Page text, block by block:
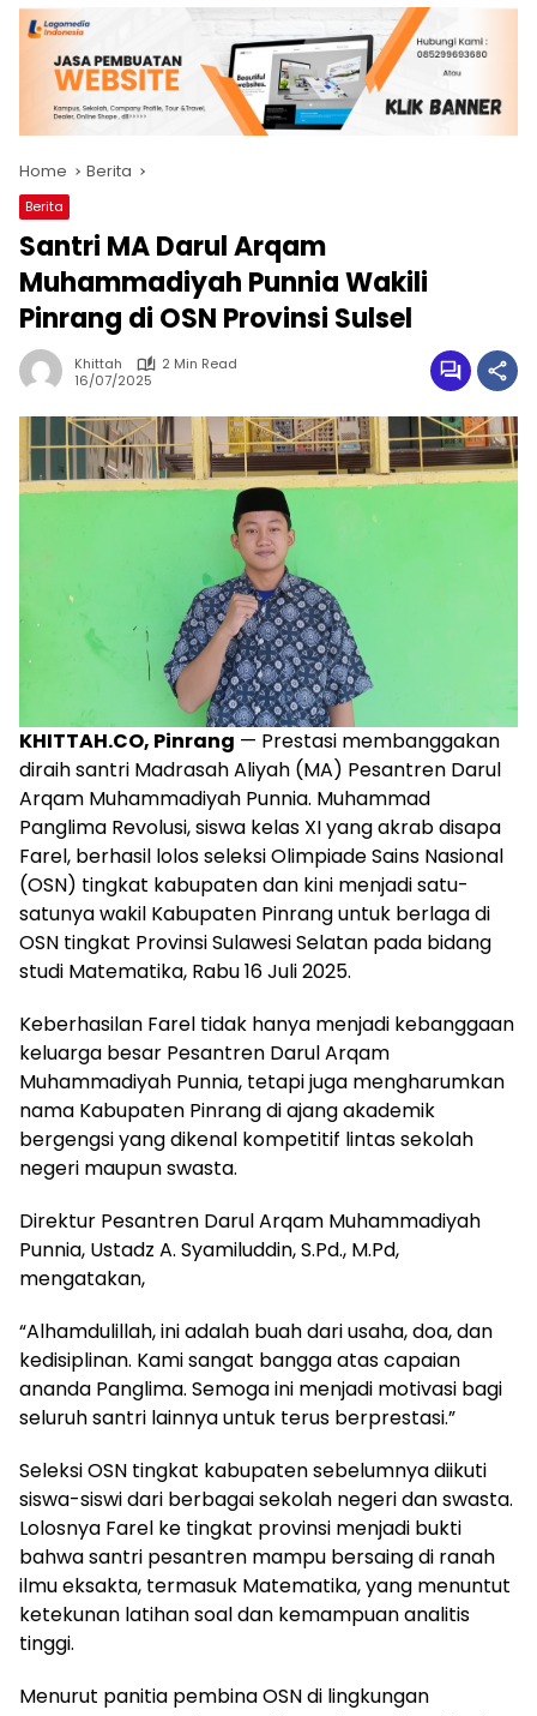
Home Berita
Berita
Santri MA Darul Arqam
Muhammadiyah Punnia Wakili
Pinrang di OSN Provinsi Sulsel
Khittah
2 Min Read
16/07/2025
KHITTAH.CO, Pinrang — Prestasi membanggakan
diraih santri Madrasah Aliyah (MA) Pesantren Darul
Arqam Muhammadiyah Punnia. Muhammad
Panglima Revolusi, siswa kelas XI yang akrab disapa
Farel, berhasil lolos seleksi Olimpiade Sains Nasional
(OSN) tingkat kabupaten dan kini menjadi satu-
satunya wakil Kabupaten Pinrang untuk berlaga di
OSN tingkat Provinsi Sulawesi Selatan pada bidang
studi Matematika, Rabu 16 Juli 2025.
Keberhasilan Farel tidak hanya menjadi kebanggaan
keluarga besar Pesantren Darul Arqam
Muhammadiyah Punnia, tetapi juga mengharumkan
nama Kabupaten Pinrang di ajang akademik
bergengsi yang dikenal kompetitif lintas sekolah
negeri maupun swasta.
Direktur Pesantren Darul Arqam Muhammadiyah
Punnia, Ustadz A. Syamiluddin, S.Pd., M.Pd,
mengatakan,
“Alhamdulillah, ini adalah buah dari usaha, doa, dan
kedisiplinan. Kami sangat bangga atas capaian
ananda Panglima. Semoga ini menjadi motivasi bagi
seluruh santri lainnya untuk terus berprestasi.”
Seleksi OSN tingkat kabupaten sebelumnya diikuti
siswa-siswi dari berbagai sekolah negeri dan swasta.
Lolosnya Farel ke tingkat provinsi menjadi bukti
bahwa santri pesantren mampu bersaing di ranah
ilmu eksakta, termasuk Matematika, yang menuntut
ketekunan latihan soal dan kemampuan analitis
tinggi.
Menurut panitia pembina OSN di lingkungan